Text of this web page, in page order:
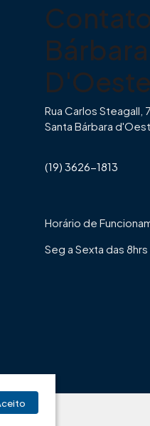
Bárbara
D'Oeste
Rua Carlos Steagall,
Santa Bárbara
(19) 3626-1813
Horário de
Seg a Sexta das